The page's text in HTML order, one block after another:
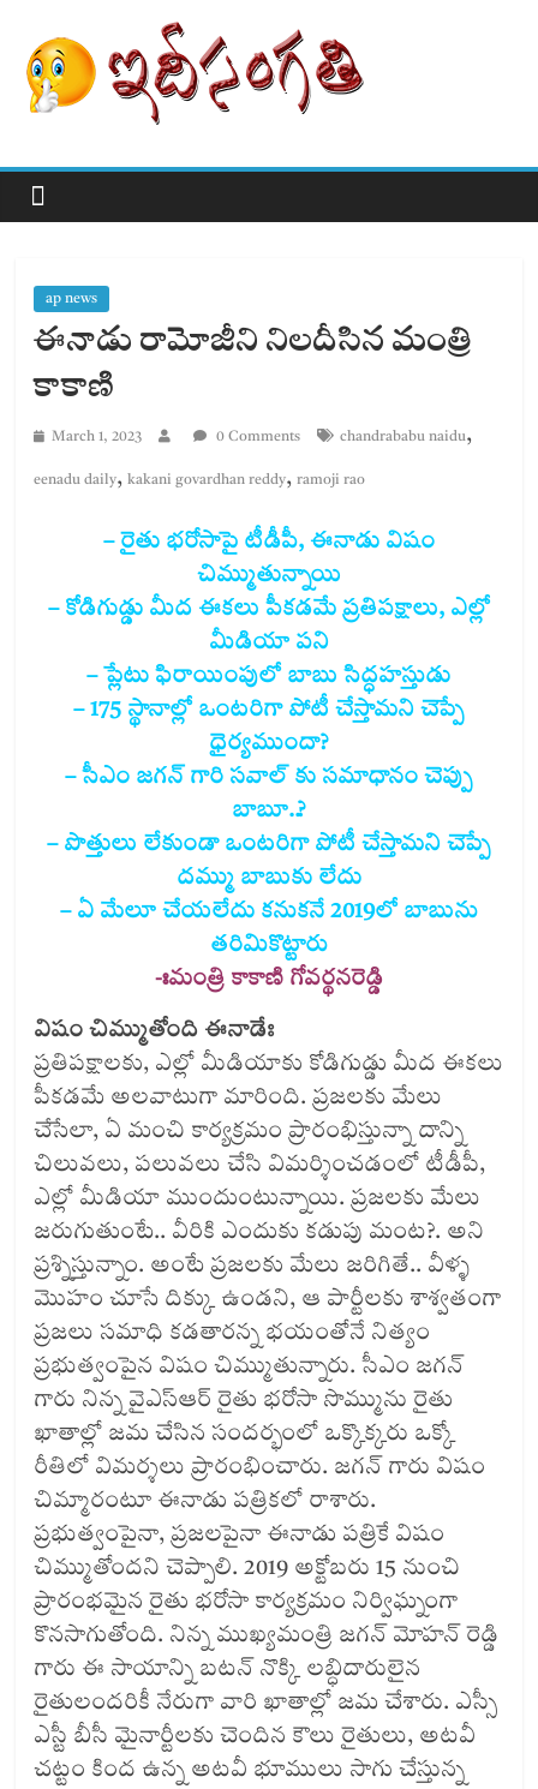
ap news
ఈనాడు రామోజీని నిలదీసిన మంత్రి
కాకాణి
March 1, 2023 0 Comments chandrababu naidu,
eenadu daily,kakani govardhan reddy,ramoji rao
– రైతు భరోసాపై టీడీపీ, ఈనాడు విషం
చిమ్ముతున్నాయి
– కోడిగుడ్డు మీద ఈకలు పీకడమే ప్రతిపక్షాలు, ఎల్లో
మీడియా పని
– ప్లేటు ఫిరాయింపులో బాబు సిద్ధహస్తుడు
– 175 స్థానాల్లో ఒంటరిగా పోటీ చేస్తామని చెప్పే
ధైర్యముందా?
– సీఎం జగన్ గారి సవాల్ కు సమాధానం చెప్పు
బాబూ..?
– పొత్తులు లేకుండా ఒంటరిగా పోటీ చేస్తామని చెప్పే
దమ్ము బాబుకు లేదు
– ఏ మేలూ చేయలేదు కనుకనే 2019లో బాబును
తరిమికొట్టారు
-ఃమంత్రి కాకాణి గోవర్థనరెడ్డి
విషం చిమ్ముతోంది ఈనాడేః
ప్రతిపక్షాలకు, ఎల్లో మీడియాకు కోడిగుడ్డు మీద ఈకలు
పీకడమే అలవాటుగా మారింది. ప్రజలకు మేలు
చేసేలా, ఏ మంచి కార్యక్రమం ప్రారంభిస్తున్నా దాన్ని
చిలువలు, పలువలు చేసి విమర్శించడంలో టీడీపీ,
ఎల్లో మీడియా ముందుంటున్నాయి. ప్రజలకు మేలు
జరుగుతుంటే.. వీరికి ఎందుకు కడుపు మంట?. అని
ప్రశ్నిస్తున్నాం. అంటే ప్రజలకు మేలు జరిగితే.. వీళ్ళ
మొహం చూసే దిక్కు ఉండని, ఆ పార్టీలకు శాశ్వతంగా
ప్రజలు సమాధి కడతారన్న భయంతోనే నిత్యం
ప్రభుత్వంపైన విషం చిమ్ముతున్నారు. సీఎం జగన్‌
గారు నిన్న వైఎస్ఆర్ రైతు భరోసా సొమ్మును రైతు
ఖాతాల్లో జమ చేసిన సందర్భంలో ఒక్కొక్కరు ఒక్కో
రీతిలో విమర్శలు ప్రారంభించారు. జగన్‌ గారు విషం
చిమ్మారంటూ ఈనాడు పత్రికలో రాశారు.
ప్రభుత్వంపైనా, ప్రజలపైనా ఈనాడు పత్రికే విషం
చిమ్ముతోందని చెప్పాలి. 2019 అక్టోబరు 15 నుంచి
ప్రారంభమైన రైతు భరోసా కార్యక్రమం నిర్విఘ్నంగా
కొనసాగుతోంది. నిన్న ముఖ్యమంత్రి జగన్‌ మోహన్‌ రెడ్డి
గారు ఈ సాయాన్ని బటన్‌ నొక్కి లబ్ధిదారులైన
రైతులందరికీ నేరుగా వారి ఖాతాల్లో జమ చేశారు. ఎస్సీ
ఎస్టీ బీసీ మైనార్టీలకు చెందిన కౌలు రైతులు, అటవీ
చట్టం కింద ఉన్న అటవీ భూములు సాగు చేస్తున్న